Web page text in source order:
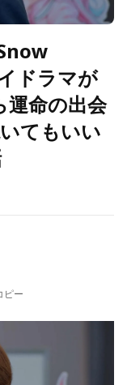
ドラマが
運命の出会
てもいい
ピー